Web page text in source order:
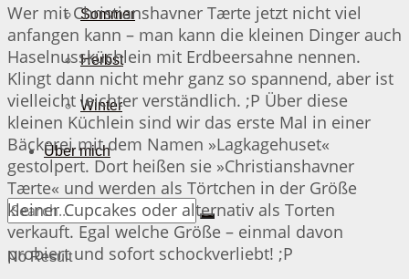
Sommer
Herbst
Winter
Über mich
No Result
Wer mit Christianshavner Tærte jetzt nicht viel
anfangen kann – man kann die kleinen Dinger auch
Haselnussküchlein mit Erdbeersahne nennen.
Klingt dann nicht mehr ganz so spannend, aber ist
vielleicht leichter verständlich. ;P Über diese
kleinen Küchlein sind wir das erste Mal in einer
Bäckerei mit dem Namen »Lagkagehuset«
gestolpert. Dort heißen sie »Christianshavner
Tærte« und werden als Törtchen in der Größe
kleiner Cupcakes oder alternativ als Torten
verkauft. Egal welche Größe – einmal davon
probiert und sofort schockverliebt! ;P